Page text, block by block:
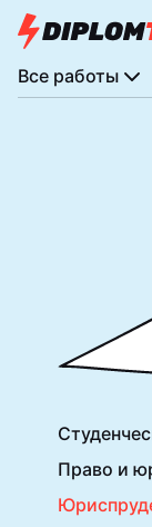
Все работы
Право и